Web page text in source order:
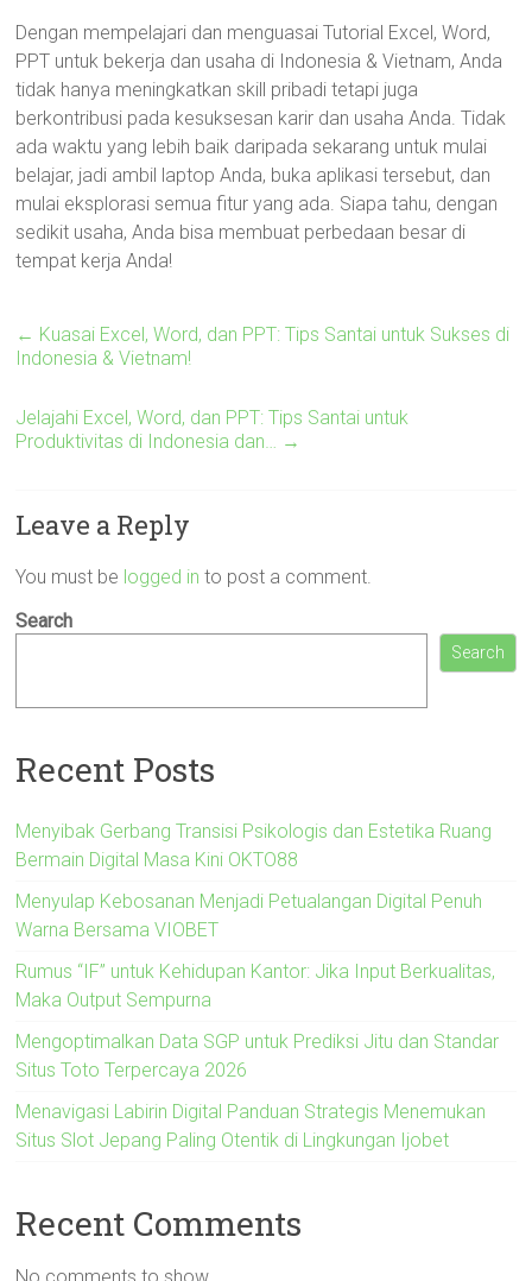
Dengan mempelajari dan menguasai Tutorial Excel, Word,
PPT untuk bekerja dan usaha di Indonesia & Vietnam, Anda
tidak hanya meningkatkan skill pribadi tetapi juga
berkontribusi pada kesuksesan karir dan usaha Anda. Tidak
ada waktu yang lebih baik daripada sekarang untuk mulai
belajar, jadi ambil laptop Anda, buka aplikasi tersebut, dan
mulai eksplorasi semua fitur yang ada. Siapa tahu, dengan
sedikit usaha, Anda bisa membuat perbedaan besar di
tempat kerja Anda!
← Kuasai Excel, Word, dan PPT: Tips Santai untuk Sukses di
Indonesia & Vietnam!
Jelajahi Excel, Word, dan PPT: Tips Santai untuk
Produktivitas di Indonesia dan… →
Leave a Reply
You must be logged in to post a comment.
Search
Search
Recent Posts
Menyibak Gerbang Transisi Psikologis dan Estetika Ruang
Bermain Digital Masa Kini OKTO88
Menyulap Kebosanan Menjadi Petualangan Digital Penuh
Warna Bersama VIOBET
Rumus “IF” untuk Kehidupan Kantor: Jika Input Berkualitas,
Maka Output Sempurna
Mengoptimalkan Data SGP untuk Prediksi Jitu dan Standar
Situs Toto Terpercaya 2026
Menavigasi Labirin Digital Panduan Strategis Menemukan
Situs Slot Jepang Paling Otentik di Lingkungan Ijobet
Recent Comments
No comments to show.